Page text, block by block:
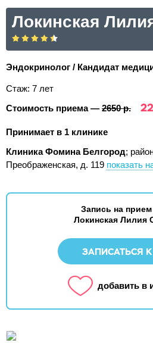
Локинская
Эндокринолог / Кандидат
Стаж: 7 лет
Стоимость приема — 2650 р.
Принимает в 1 клинике
Клиника Фомина Белгород;
Преображенская, д. 119 показать
Запись на прием
Локинская Лилия
ЗАПИСАТЬСЯ
добавить в